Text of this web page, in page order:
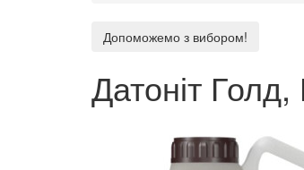
Допоможемо з вибором!
Датоніт